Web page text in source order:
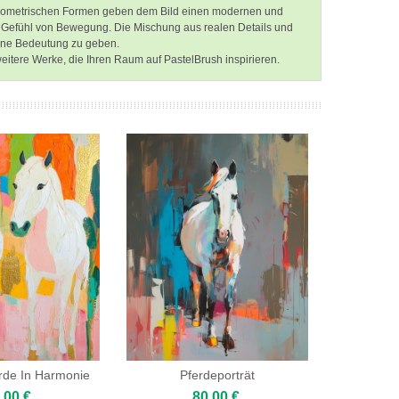
Formen geben dem Bild einen modernen und
von Bewegung. Die Mischung aus realen Details und
Bedeutung zu geben.
Werke, die Ihren Raum auf PastelBrush inspirieren.
In Harmonie Pferdeporträt